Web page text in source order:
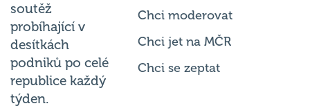
soutěž
probíhající v
desítkách
podniků po celé
republice každý
týden.
Chci moderovat
Chci jet na MČR
Chci se zeptat